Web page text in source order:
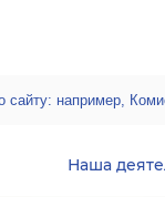
Наша